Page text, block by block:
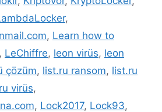
,
, Learn how to
, LeChiffre, leon virüs, leon
çözüm, list.ru ransom, list.ru
virüs,
, Lock2017, Lock93,